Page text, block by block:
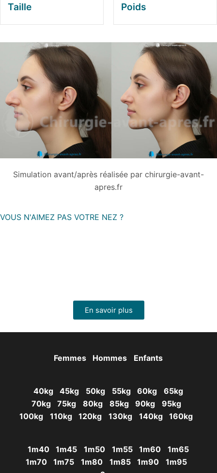
Taille Poids
Simulation avant/après réalisée par chirurgie-avant-
apres.fr
VOUS N'AIMEZ PAS VOTRE NEZ ?
En savoir plus
Femmes Hommes Enfants
40kg 45kg 50kg 55kg 60kg
65kg
70kg
75kg 80kg 85kg 90kg
95kg
100kg
110kg 120kg 130kg 140kg 160kg
1m40 1m45 1m50 1m55 1m60
1m65
1m70
1m75 1m80 1m85 1m90
1m95